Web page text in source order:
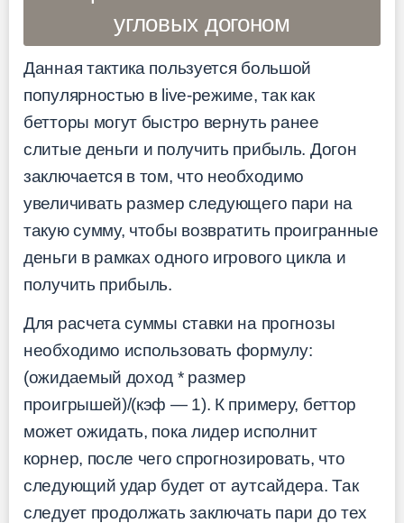
угловых догоном
Данная тактика пользуется большой
популярностью в live-режиме, так как
бетторы могут быстро вернуть ранее
слитые деньги и получить прибыль. Догон
заключается в том, что необходимо
увеличивать размер следующего пари на
такую сумму, чтобы возвратить проигранные
деньги в рамках одного игрового цикла и
получить прибыль.
Для расчета суммы ставки на прогнозы
необходимо использовать формулу:
(ожидаемый доход * размер
проигрышей)/(кэф — 1). К примеру, беттор
может ожидать, пока лидер исполнит
корнер, после чего спрогнозировать, что
следующий удар будет от аутсайдера. Так
следует продолжать заключать пари до тех